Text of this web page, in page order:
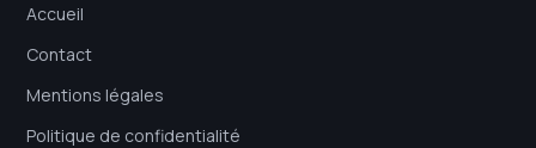
Accueil
Contact
Mentions légales
Politique de confidentialité